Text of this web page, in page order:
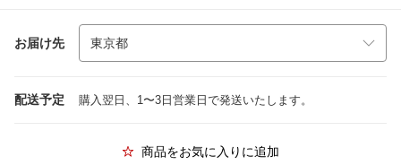
お届け先
配送予定 購入翌日、1〜3日営業日で発送いたします。
商品をお気に入りに追加